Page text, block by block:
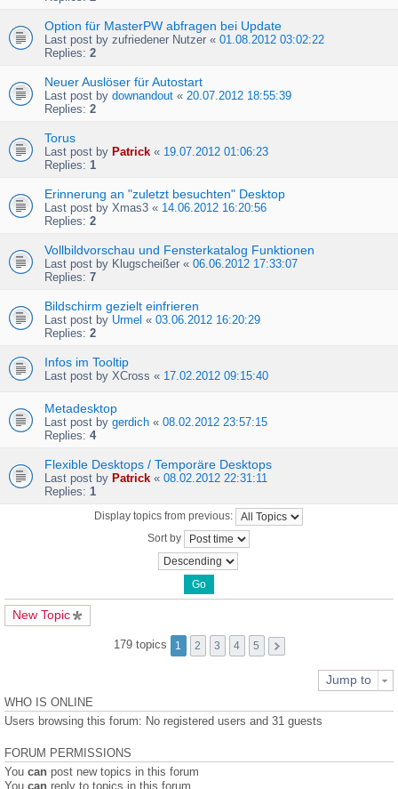
Option für MasterPW abfragen bei Update
Last post by zufriedener Nutzer « 01.08.2012 03:02:22
Replies: 2
Neuer Auslöser für Autostart
Last post by downandout « 20.07.2012 18:55:39
Replies: 2
Torus
Last post by Patrick « 19.07.2012 01:06:23
Replies: 1
Erinnerung an "zuletzt besuchten" Desktop
Last post by Xmas3 « 14.06.2012 16:20:56
Replies: 2
Vollbildvorschau und Fensterkatalog Funktionen
Last post by Klugscheißer « 06.06.2012 17:33:07
Replies: 7
Bildschirm gezielt einfrieren
Last post by Urmel « 03.06.2012 16:20:29
Replies: 2
Infos im Tooltip
Last post by XCross « 17.02.2012 09:15:40
Metadesktop
Last post by gerdich « 08.02.2012 23:57:15
Replies: 4
Flexible Desktops / Temporäre Desktops
Last post by Patrick « 08.02.2012 22:31:11
Replies: 1
Display topics from previous:
Sort by
New Topic
179 topics 1 2 3 4 5
Jump to
WHO IS ONLINE
Users browsing this forum: No registered users and 31 guests
FORUM PERMISSIONS
You can post new topics in this forum
You can reply to topics in this forum